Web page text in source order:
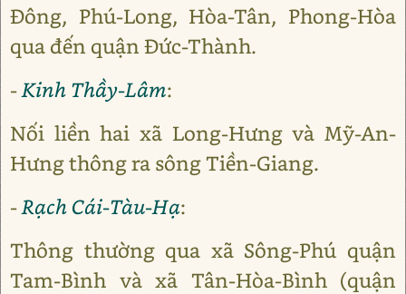
Đông, Phú-Long, Hòa-Tân, Phong-Hòa
qua đến quận Đức-Thành.
-Kinh Thầy-Lâm:
Nối liền hai xã Long-Hưng và Mỹ-An-
Hưng thông ra sông Tiền-Giang.
-Rạch Cái-Tàu-Hạ:
Thông thường qua xã Sông-Phú quận
Tam-Bình và xã Tân-Hòa-Bình (quận